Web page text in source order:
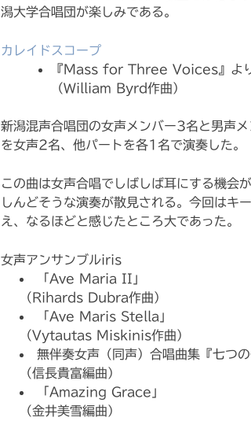
潟大学合唱団が楽しみである。
カレイドスコープ
『Mass for Three Voices』よ
（William Byrd作曲）
新潟混声合唱団の女声メンバー3名と男声
を女声2名、他パートを各1名で演奏した。
この曲は女声合唱でしばしば耳にする機
しんどそうな演奏が散見される。今回はキ
え、なるほどと感じたところ大であった。
女声アンサンブルiris
「Ave Maria II」
（Rihards Dubra作曲）
「Ave Maris Stella」
（Vytautas Miskinis作曲）
無伴奏女声（同声）合唱曲集『七つ
（信長貴富編曲）
「Amazing Grace」
（金井美雪編曲）